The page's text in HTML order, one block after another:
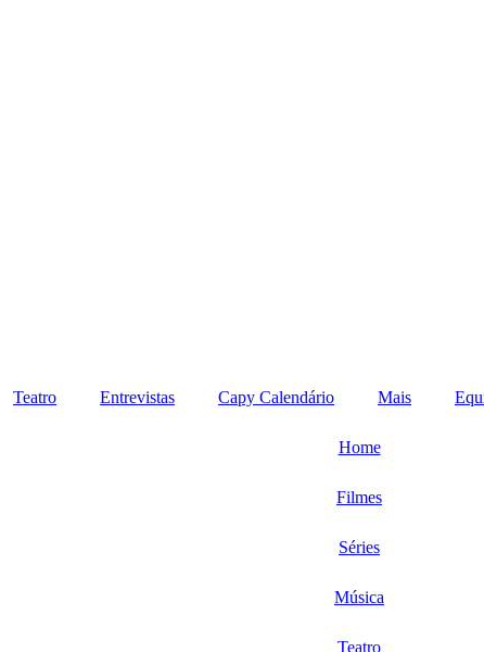
Teatro Entrevistas Capy Calendário Mais
Home
Filmes
Séries
Música
Teatro